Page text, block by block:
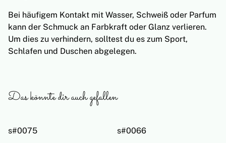
Bei häufigem Kontakt mit Wasser, Schweiß oder Parfum
kann der Schmuck an Farbkraft oder Glanz verlieren.
Um dies zu verhindern, solltest du es zum Sport,
Schlafen und Duschen abgelegen.
Das könnte dir auch gefallen
s#0075
s#0066